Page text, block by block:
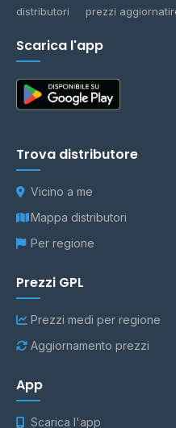
distributori prezzi aggiornati
Scarica l'app
Trova distributore
Vicino a me
Mappa distributori
Per regione
Prezzi GPL
Prezzi medi per regione
Aggiornamento prezzi
App
Scarica l'app